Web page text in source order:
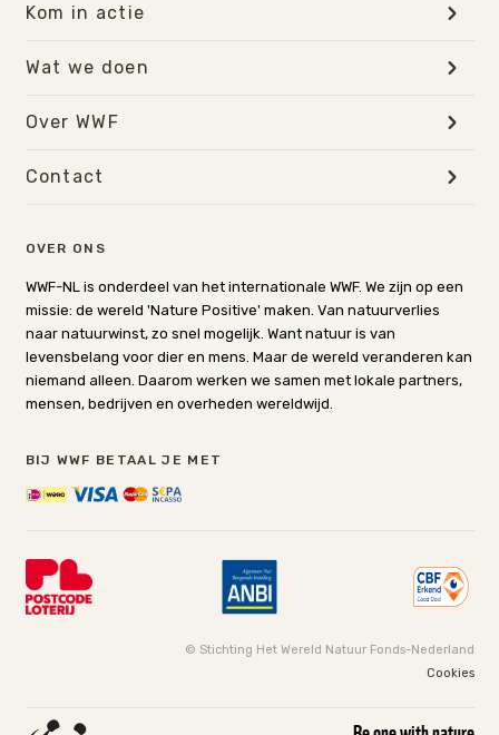
OVER ONS
WWF-NL is onderdeel van het internationale WWF. We zijn op een
missie: de wereld 'Nature Positive' maken. Van natuurverlies
naar natuurwinst, zo snel mogelijk. Want natuur is van
levensbelang voor dier en mens. Maar de wereld veranderen kan
niemand alleen. Daarom werken we samen met lokale partners,
mensen, bedrijven en overheden wereldwijd.
BIJ WWF BETAAL JE MET
Kom in actie
Wat we doen
Over WWF
Contact
© Stichting Het Wereld Natuur Fonds-Nederland
Cookies